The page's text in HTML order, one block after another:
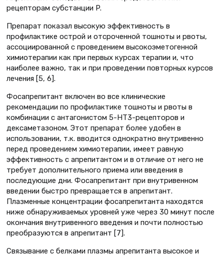
рецепторам субстанции P.
Препарат показал высокую эффективность в
профилактике острой и отсроченной тошноты и рвоты,
ассоциированной с проведением высокоэметогенной
химиотерапии как при первых курсах терапии и, что
наиболее важно, так и при проведении повторных курсов
лечения [5, 6].
Фосапрепитант включен во все клинические
рекомендации по профилактике тошноты и рвоты в
комбинации с антагонистом 5-НТ3-рецепторов и
дексаметазоном. Этот препарат более удобен в
использовании, т.к. вводится однократно внутривенно
перед проведением химиотерапии, имеет равную
эффективность с апрепитантом и в отличие от него не
требует дополнительного приема или введения в
последующие дни. Фосапрепитант при внутривенном
введении быстро превращается в апрепитант.
Плазменные концентрации фосапрепитанта находятся
ниже обнаруживаемых уровней уже через 30 минут после
окончания внутривенного введения и почти полностью
преобразуются в апрепитант [7].
Связывание с белками плазмы апрепитанта высокое и